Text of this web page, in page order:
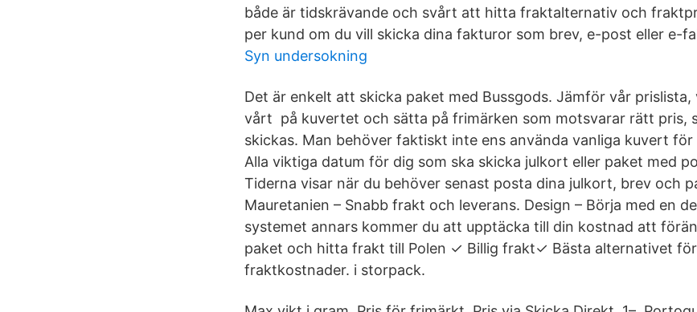
både är tidskrävande och svårt att hitta fraktalternativ och
per kund om du vill skicka dina fakturor som brev, e-post eller e-
Syn undersokning
Det är enkelt att skicka paket med Bussgods. Jämför vår
vårt på kuvertet och sätta på frimärken som motsvarar rätt pris,
skickas. Man behöver faktiskt inte ens använda vanliga kuvert
Alla viktiga datum för dig som ska skicka julkort eller paket med
Tiderna visar när du behöver senast posta dina julkort, brev och
Mauretanien – Snabb frakt och leverans. Design – Börja med en
systemet annars kommer du att upptäcka till din kostnad att
paket och hitta frakt till Polen ✓ Billig frakt✓ Bästa alternativet
fraktkostnader. i storpack.